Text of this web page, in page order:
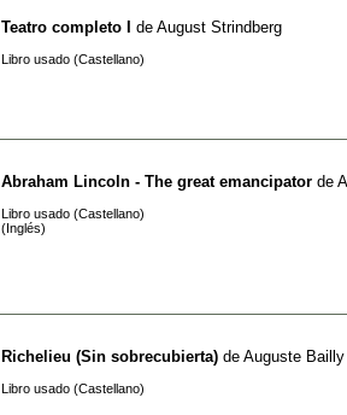
Teatro completo I de August Strindberg
Libro usado (Castellano)
Abraham Lincoln - The great emancipator de
Libro usado (Castellano)
(Inglés)
Richelieu (Sin sobrecubierta) de Auguste Bailly
Libro usado (Castellano)